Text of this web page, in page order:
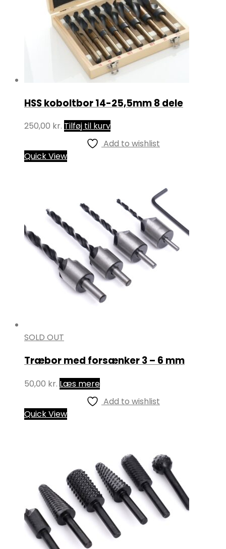
HSS koboltbor 14-25,5mm 8 dele
250,00 kr. Tilføj til kurv
Add to wishlist
Quick View
SOLD OUT
Træbor med forsænker 3 – 6 mm
50,00 kr. Læs mere
Add to wishlist
Quick View